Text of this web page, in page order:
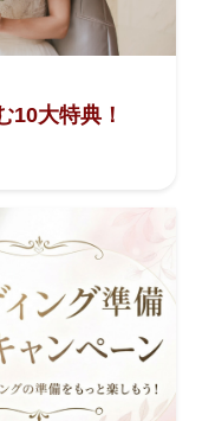
10大特典！